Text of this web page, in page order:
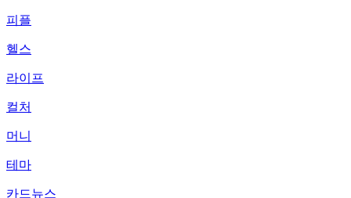
피플
헬스
라이프
컬처
머니
테마
카드뉴스